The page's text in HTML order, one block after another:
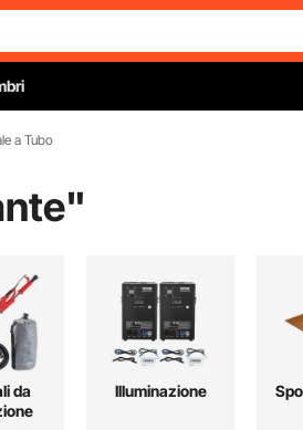
a Tubo
"
da
Illuminazione